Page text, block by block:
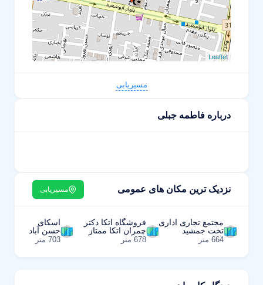
Leaflet
مسیریابی
درباره فاطمه جبلی
نزدیک ترین مکان های عمومی مسیریابی
مجتمع تجاری اداری
تخت جمشید
664 متر
فروشگاه اتکا دکتر
چمران اتکا ممتاز
678 متر
اسکای
حسن آباد
703 متر